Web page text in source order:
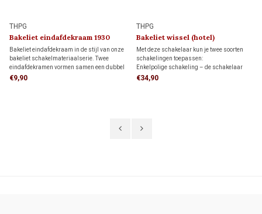
THPG
Bakeliet eindafdekraam 1930
Bakeliet eindafdekraam in de stijl van onze
bakeliet schakelmateriaalserie. Twee
eindafdekramen vormen samen een dubbel
afdekraam. Samen met een
€9,90
THPG
Bakeliet wissel (hotel)
schakelaar 1930
Met deze schakelaar kun je twee soorten
schakelingen toepassen:
Enkelpolige schakeling – de schakelaar
bedient een lamp of lampgroep.
€34,90